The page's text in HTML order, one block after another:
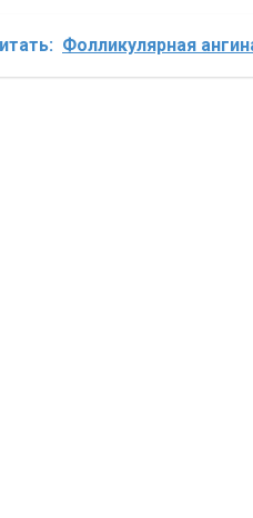
Фолликулярная